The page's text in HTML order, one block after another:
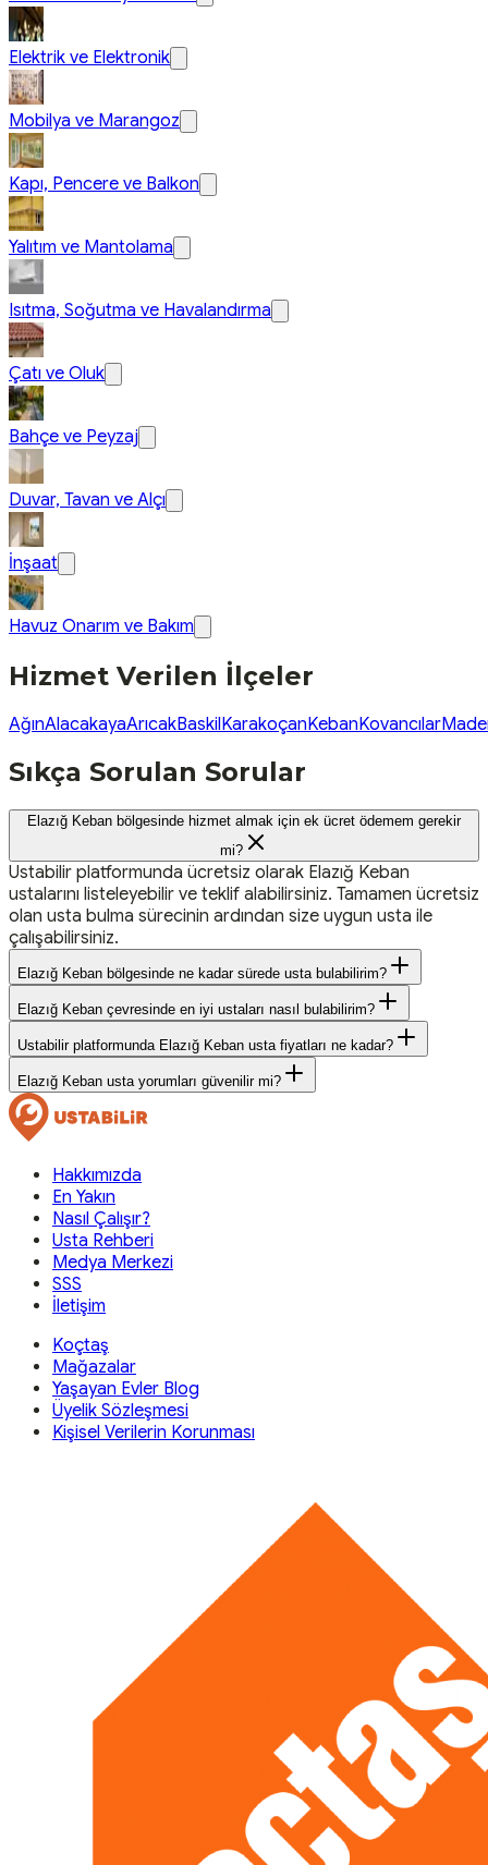
Elektrik ve Elektronik
Mobilya ve Marangoz
Kapı, Pencere ve Balkon
Yalıtım ve Mantolama
Isıtma, Soğutma ve Havalandırma
Çatı ve Oluk
Bahçe ve Peyzaj
Duvar, Tavan ve Alçı
İnşaat
Havuz Onarım ve Bakım
Hizmet Verilen İlçeler
AğınAlacakayaArıcakBaskilKarakoçanKebanKovancılar
Sıkça Sorulan Sorular
Elazığ Keban bölgesinde hizmet almak için ek ücret ödemem gerekir
mi?
Ustabilir platformunda ücretsiz olarak Elazığ Keban
ustalarını listeleyebilir ve teklif alabilirsiniz. Tamamen ücretsiz
olan usta bulma sürecinin ardından size uygun usta ile
çalışabilirsiniz.
Elazığ Keban bölgesinde ne kadar sürede usta bulabilirim?
Elazığ Keban çevresinde en iyi ustaları nasıl bulabilirim?
Ustabilir platformunda Elazığ Keban usta fiyatları ne kadar?
Elazığ Keban usta yorumları güvenilir mi?
Hakkımızda
En Yakın
Nasıl Çalışır?
Usta Rehberi
Medya Merkezi
SSS
İletişim
Koçtaş
Mağazalar
Yaşayan Evler Blog
Üyelik Sözleşmesi
Kişisel Verilerin Korunması